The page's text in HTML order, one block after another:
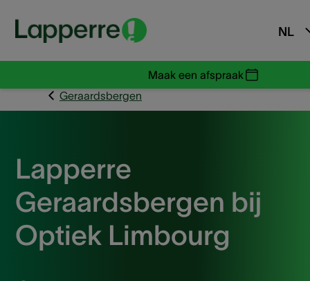
NL
Maak een afspraak
Geraardsbergen
Lapperre
Geraardsbergen bij
Optiek Limbourg